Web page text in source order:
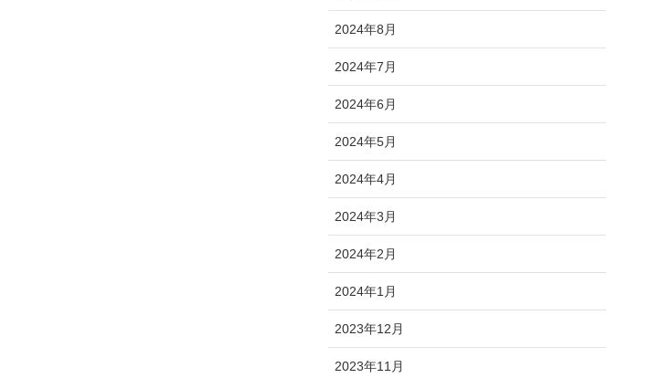
2024年8月
2024年7月
2024年6月
2024年5月
2024年4月
2024年3月
2024年2月
2024年1月
2023年12月
2023年11月